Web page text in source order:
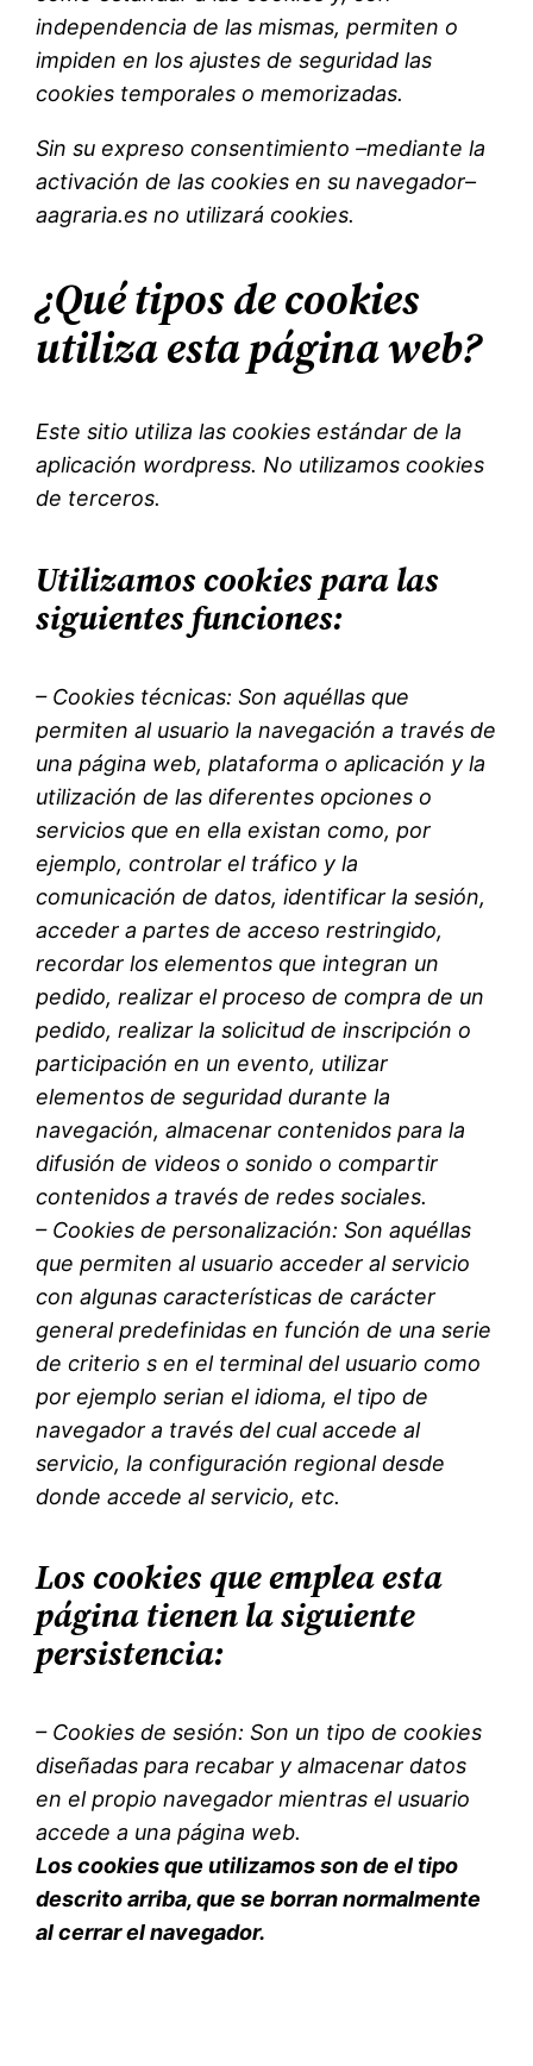
independencia de las mismas, permiten o
impiden en los ajustes de seguridad las
cookies temporales o memorizadas.
Sin su expreso consentimiento –mediante la
activación de las cookies en su navegador–
aagraria.es no utilizará cookies.
¿Qué tipos de cookies
utiliza esta página web?
Este sitio utiliza las cookies estándar de la
aplicación wordpress. No utilizamos cookies
de terceros.
Utilizamos cookies para las
siguientes funciones:
– Cookies técnicas: Son aquéllas que
permiten al usuario la navegación a través de
una página web, plataforma o aplicación y la
utilización de las diferentes opciones o
servicios que en ella existan como, por
ejemplo, controlar el tráfico y la
comunicación de datos, identificar la sesión,
acceder a partes de acceso restringido,
recordar los elementos que integran un
pedido, realizar el proceso de compra de un
pedido, realizar la solicitud de inscripción o
participación en un evento, utilizar
elementos de seguridad durante la
navegación, almacenar contenidos para la
difusión de videos o sonido o compartir
contenidos a través de redes sociales.
– Cookies de personalización: Son aquéllas
que permiten al usuario acceder al servicio
con algunas características de carácter
general predefinidas en función de una serie
de criterio s en el terminal del usuario como
por ejemplo serian el idioma, el tipo de
navegador a través del cual accede al
servicio, la configuración regional desde
donde accede al servicio, etc.
Los cookies que emplea esta
página tienen la siguiente
persistencia:
– Cookies de sesión: Son un tipo de cookies
diseñadas para recabar y almacenar datos
en el propio navegador mientras el usuario
accede a una página web.
Los cookies que utilizamos son de el tipo
descrito arriba, que se borran normalmente
al cerrar el navegador.